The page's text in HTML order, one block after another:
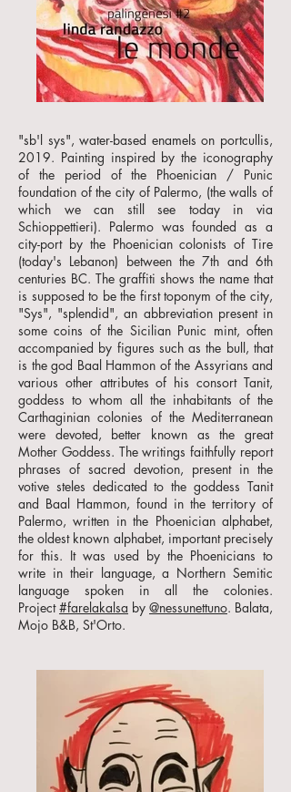
"sb'l sys", water-based enamels on portcullis,
2019. Painting inspired by the iconography
of the period of the Phoenician / Punic
foundation of the city of Palermo, (the walls of
which we can still see today in via
Schioppettieri). Palermo was founded as a
city-port by the Phoenician colonists of Tire
(today's Lebanon) between the 7th and 6th
centuries BC. The graffiti shows the name that
is supposed to be the first toponym of the city,
"Sys", "splendid", an abbreviation present in
some coins of the Sicilian Punic mint, often
accompanied by figures such as the bull, that
is the god Baal Hammon of the Assyrians and
various other attributes of his consort Tanit,
goddess to whom all the inhabitants of the
Carthaginian colonies of the Mediterranean
were devoted, better known as the great
Mother Goddess. The writings faithfully report
phrases of sacred devotion, present in the
votive steles dedicated to the goddess Tanit
and Baal Hammon, found in the territory of
Palermo, written in the Phoenician alphabet,
the oldest known alphabet, important precisely
for this. It was used by the Phoenicians to
write in their language, a Northern Semitic
language spoken in all the colonies.
Project#farelakalsa by @nessunettuno. Balata,
Mojo B&B, St'Orto.